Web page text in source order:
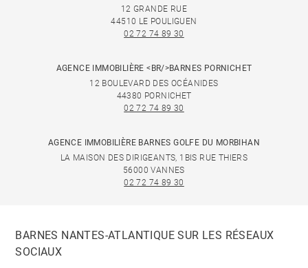
12 GRANDE RUE
44510 LE POULIGUEN
02 72 74 89 30
AGENCE IMMOBILIÈRE <BR/>BARNES PORNICHET
12 BOULEVARD DES OCÉANIDES
44380 PORNICHET
02 72 74 89 30
AGENCE IMMOBILIÈRE BARNES GOLFE DU MORBIHAN
LA MAISON DES DIRIGEANTS, 1BIS RUE THIERS
56000 VANNES
02 72 74 89 30
BARNES NANTES-ATLANTIQUE SUR LES RÉSEAUX
SOCIAUX